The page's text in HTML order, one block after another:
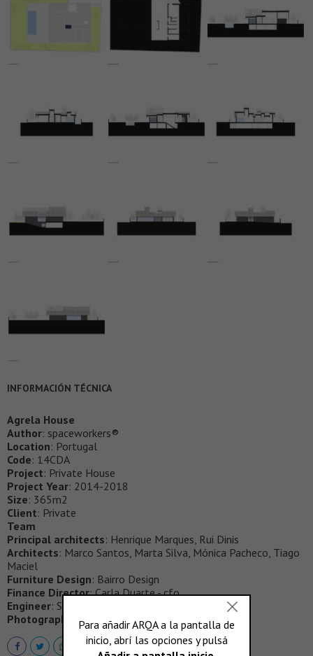
INFORMACIÓN TÉCNICA
Agrela House
Author: spaceworkers®
Location: Portugal
Code: 14CDA
Project: Private House
Project Year: 2014-2018
Size: 365m2
Client: Private
Team
Principal architects: Henrique Marques, Rui Dinis
Architects: Marco Santos, Marta Silva, Mónica Pacheco, Tiago
Maciel
Furniture Design: Bairro Design
Finance Director: Carla Duarte - cfo
Engineer: Simetria Vertical
Photography
: FG+SG®